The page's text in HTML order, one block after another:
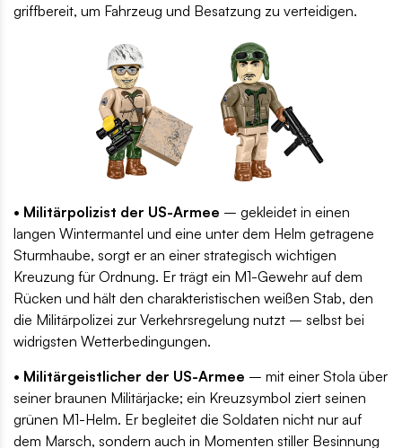
griffbereit, um Fahrzeug und Besatzung zu verteidigen.
• Militärpolizist der US-Armee – gekleidet in einen
langen Wintermantel und eine unter dem Helm getragene
Sturmhaube, sorgt er an einer strategisch wichtigen
Kreuzung für Ordnung. Er trägt ein M1-Gewehr auf dem
Rücken und hält den charakteristischen weißen Stab, den
die Militärpolizei zur Verkehrsregelung nutzt – selbst bei
widrigsten Wetterbedingungen.
• Militärgeistlicher der US-Armee – mit einer Stola über
seiner braunen Militärjacke; ein Kreuzsymbol ziert seinen
grünen M1-Helm. Er begleitet die Soldaten nicht nur auf
dem Marsch, sondern auch in Momenten stiller Besinnung